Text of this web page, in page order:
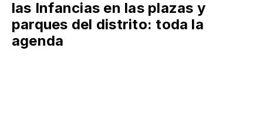
las Infancias en las plazas y
parques del distrito: toda la
agenda